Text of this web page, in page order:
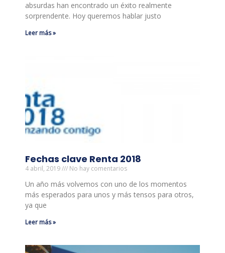
absurdas han encontrado un éxito realmente
sorprendente. Hoy queremos hablar justo
Leer más »
Fechas clave Renta 2018
4 abril, 2019 No hay comentarios
Un año más volvemos con uno de los momentos
más esperados para unos y más tensos para otros,
ya que
Leer más »